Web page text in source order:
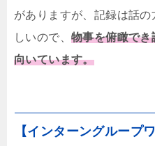
がありますが、記録は話
しいので、 物事を俯瞰で
向いています。
【インターングループ